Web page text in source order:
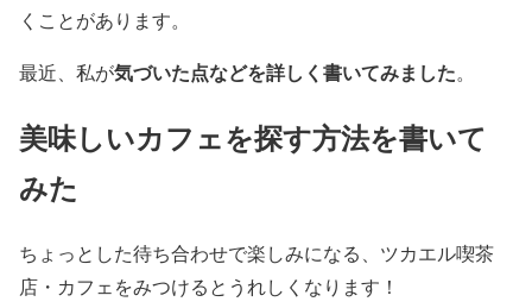
くことがあります。
最近、私が気づいた点などを詳しく書いてみました。
美味しいカフェを探す方法を書いて
みた
ちょっとした待ち合わせで楽しみになる、ツカエル喫茶
店・カフェをみつけるとうれしくなります！